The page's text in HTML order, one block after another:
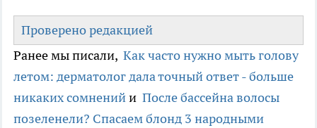
Проверено редакцией
Ранее мы писали, Как часто нужно мыть голову
летом: дерматолог дала точный ответ - больше
никаких сомненийи После бассейна волосы
позеленели? Спасаем блонд 3 народными